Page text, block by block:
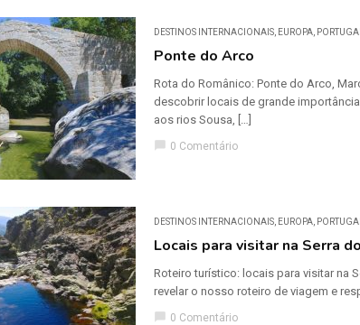
DESTINOS INTERNACIONAIS EUROPA PORTUGAL
Ponte do Arco
Rota do Românico: Ponte do Arco,
descobrir locais de grande
aos rios Sousa, […]
chat_bubble 0 Comentário
DESTINOS INTERNACIONAIS EUROPA PORTUGAL
Locais para visitar na Serra
Roteiro turístico: locais para visitar na
revelar o nosso roteiro de viagem e
chat_bubble 0 Comentário